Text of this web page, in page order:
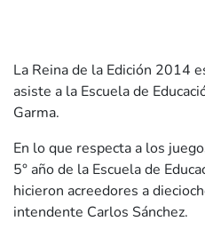
La Reina de la Edición 2014
asiste a la Escuela de
Garma.
En lo que respecta a los
5° año de la Escuela de
hicieron acreedores a
intendente Carlos Sánchez.